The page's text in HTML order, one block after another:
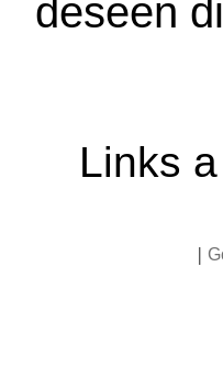
deseen
Links
|